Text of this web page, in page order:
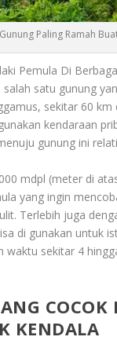
Paling Ramah
Pemula Di
salah satu gunung
sekitar 60
kendaraan
gunung ini
mdpl (meter di
yang ingin
Terlebih juga
di gunakan untuk
sekitar 4
KENDALA